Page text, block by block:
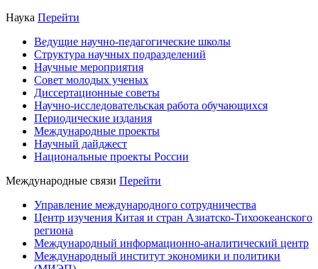
Наука Перейти
Ведущие научно-педагогические школы
Структура научных подразделений
Научные мероприятия
Совет молодых ученых
Диссертационные советы
Научно-исследовательская работа обучающихся
Периодические издания
Международные проекты
Научный дайджест
Национальные проекты России
Международные связи Перейти
Управление международного сотрудничества
Центр изучения Китая и стран Азиатско-Тихоокеанского
региона
Международный информационно-аналитический центр
Международный институт экономики и политики